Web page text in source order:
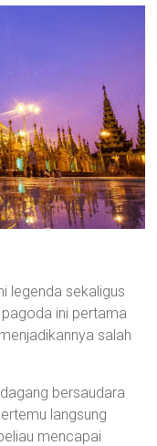
legenda sekaligus
ini pertama
salah
bersaudara
langsung
mencapai